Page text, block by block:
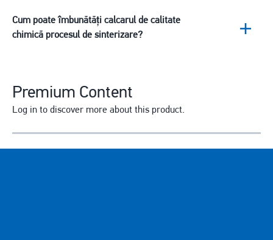
Cum poate îmbunătăți calcarul de calitate
chimică procesul de sinterizare?
Premium Content
Log in to discover more about this product.